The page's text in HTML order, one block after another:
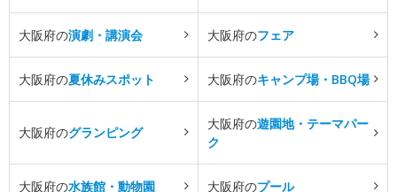
大阪府の演劇・講演会 大阪府のフェア
大阪府の夏休みスポット 大阪府のキャンプ場・BBQ場
大阪府のグランピング
大阪府の遊園地・テーマパー
ク
大阪府の水族館・動物園 大阪府のプール